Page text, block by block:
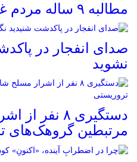
مطالبه ۹ ساله مردم غرب البرز محقق شد
صدای انفجار در
نشوید
دستگیری ۸
مرتبطین گروهک‌های